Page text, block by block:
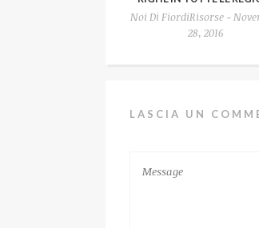
Noi Di FiordiRisorse -
28, 2016
LASCIA UN